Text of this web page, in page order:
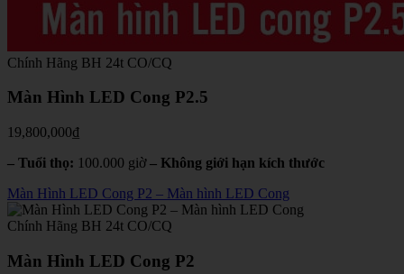
Chính Hãng BH 24t CO/CQ
Màn Hình LED Cong P2.5
19,800,000₫
– Tuổi thọ: 100.000 giờ– Không giới hạn kích thước
Màn Hình LED Cong P2 – Màn hình LED Cong
Chính Hãng BH 24t CO/CQ
Màn Hình LED Cong P2